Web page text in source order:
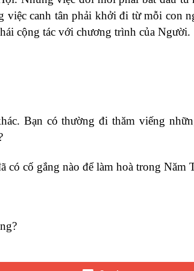
việc canh tân phải khởi đi từ mỗi con
cộng tác với chương trình của Người.
Bạn có thường đi thăm viếng
cố gắng nào để làm hoà trong Năm